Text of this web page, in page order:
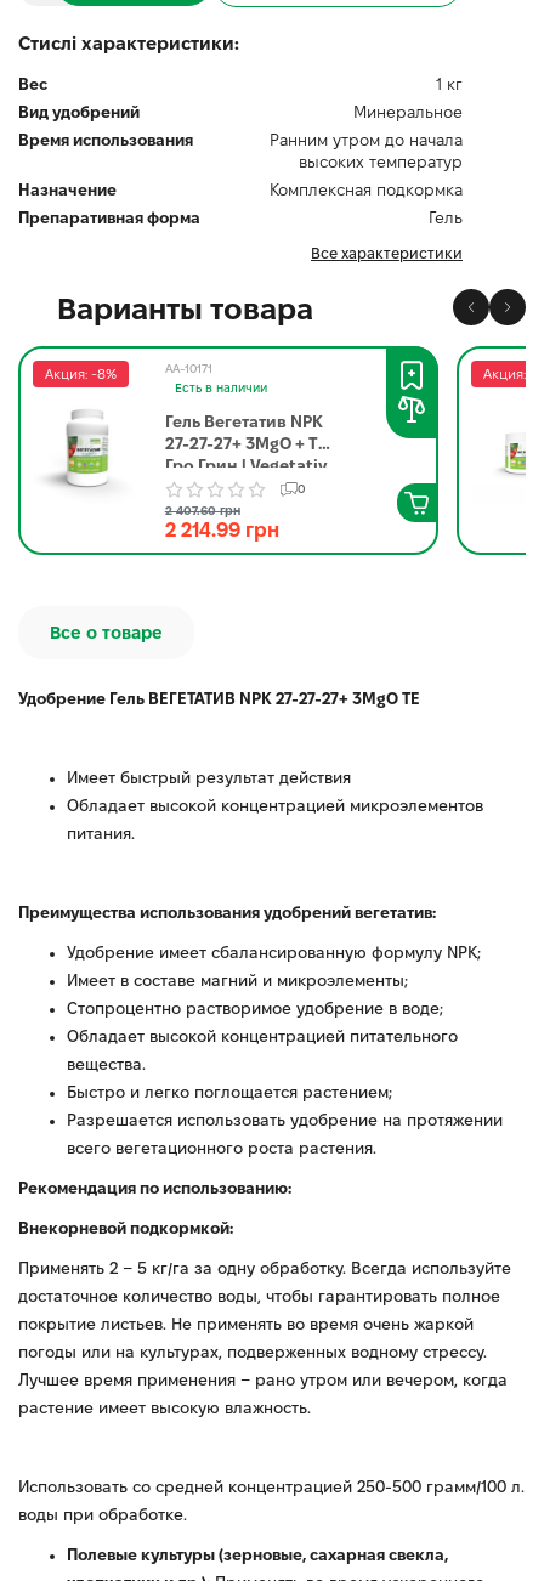
Стислі характеристики:
Вес
1 кг
Вид удобрений
Минеральное
Время использования
Ранним утром до начала
высоких температур
Назначение
Комплексная подкормка
Препаративная форма
Гель
Все характеристики
Варианты товара
Акция: -8%
AA-10171
Есть в наличии
Гель Вегетатив NPK
27-27-27+ 3MgO + TE
Гро Грин | Vegetativ
Gro Green 5 кг
0
2 407.60 грн
2 214.99 грн
Акция: -
Все о товаре
Удобрение Гель ВЕГЕТАТИВ NPK 27-27-27+ 3MgO TE
Имеет быстрый результат действия
Обладает высокой концентрацией микроэлементов
питания.
Преимущества использования удобрений вегетатив:
Удобрение имеет сбалансированную формулу NPK;
Имеет в составе магний и микроэлементы;
Стопроцентно растворимое удобрение в воде;
Обладает высокой концентрацией питательного
вещества.
Быстро и легко поглощается растением;
Разрешается использовать удобрение на протяжении
всего вегетационного роста растения.
Рекомендация по использованию:
Внекорневой подкормкой:
Применять 2 – 5 кг/га за одну обработку. Всегда используйте
достаточное количество воды, чтобы гарантировать полное
покрытие листьев. Не применять во время очень жаркой
погоды или на культурах, подверженных водному стрессу.
Лучшее время применения – рано утром или вечером, когда
растение имеет высокую влажность.
Использовать со средней концентрацией 250-500 грамм/100 л.
воды при обработке.
Полевые культуры (зерновые, сахарная свекла,